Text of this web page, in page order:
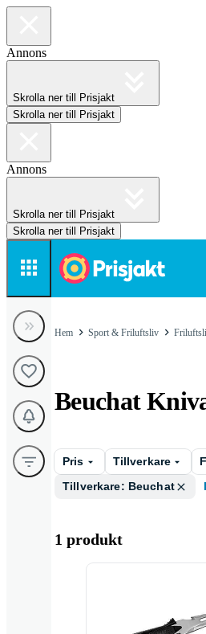
Annons
Skrolla ner till Prisjakt
Skrolla ner till Prisjakt
Annons
Skrolla ner till Prisjakt
Skrolla ner till Prisjakt
Hem Sport & Friluftsliv
Beuchat
Pris Tillverkare
Tillverkare: Beuchat
1 produkt